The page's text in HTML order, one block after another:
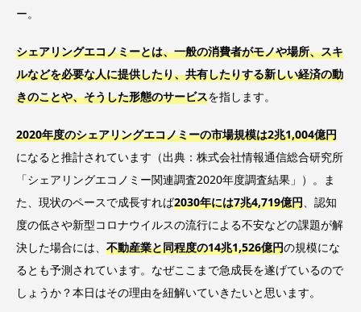
ー。
シェアリングエコノミーとは、一般の消費者がモノや場所、スキ
ルなどを必要な人に提供したり、共有したりする新しい経済の動
きのことや、そうした形態のサービスを指します。
2020年度のシェアリングエコノミーの市場規模は2兆1,004億円
になると推計されています（出典：株式会社情報通信総合研究所
「シェアリングエコノミー関連調査2020年度調査結果」）。ま
た、現状のペースで成長すれば2030年には7兆4,719億円 、認知
度の低さや新型コロナウイルスの流行による不安などの課題が解
決した場合には、 不動産業と同程度の14兆1,526億円の規模にな
るとも予測されています。なぜここまで急成長を遂げているので
しょうか？本日はその理由を紐解いていきたいと思います。